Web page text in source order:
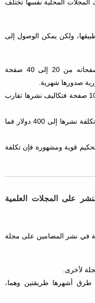
المحلية نفسها تختلف
ولكن يمكن الوصول إلى
تبلغ تكاليف نشر البحث البالغة عدد صفحاته من 20 إلى 40 صفحة
أما الأبحاث التي تكون ما بين 50 إلى 100 صفحة فتكاليف نشرها تقارب
المضامين فوق ال100 صفحة قد تصل تكلفة نشرها إلى 400 دولار فما
قوية ومشهورة فإن تكلفة
على المجلات العلمية
في نشر المضامين على مجلة
لأخرى.
طرق أشهرها طريقتين وهما،